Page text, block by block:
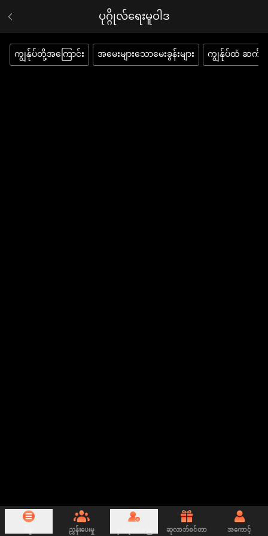
ပုဂ္ဂိုလ်ရေးမူဝါဒ
ကျွန်ုပ်တို့အကြောင်း အမေးများသောမေးခွန်းများ ကျွန်ုပ်ထံ ဆက်
ညွှန်းပေးမှု ဆုလာဘ်စင်တာ အကောင့်